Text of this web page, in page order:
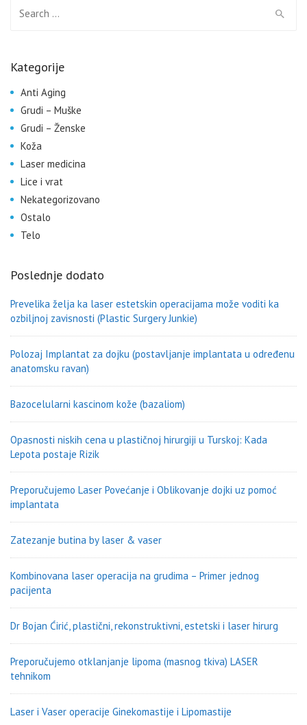
Kategorije
Anti Aging
Grudi – Muške
Grudi – Ženske
Koža
Laser medicina
Lice i vrat
Nekategorizovano
Ostalo
Telo
Poslednje dodato
Prevelika želja ka laser estetskin operacijama može voditi ka
ozbiljnoj zavisnosti (Plastic Surgery Junkie)
Polozaj Implantat za dojku (postavljanje implantata u određenu
anatomsku ravan)
Bazocelularni kascinom kože (bazaliom)
Opasnosti niskih cena u plastičnoj hirurgiji u Turskoj: Kada
Lepota postaje Rizik
Preporučujemo Laser Povećanje i Oblikovanje dojki uz pomoć
implantata
Zatezanje butina by laser & vaser
Kombinovana laser operacija na grudima – Primer jednog
pacijenta
Dr Bojan Ćirić, plastični, rekonstruktivni, estetski i laser hirurg
Preporučujemo otklanjanje lipoma (masnog tkiva) LASER
tehnikom
Laser i Vaser operacije Ginekomastije i Lipomastije